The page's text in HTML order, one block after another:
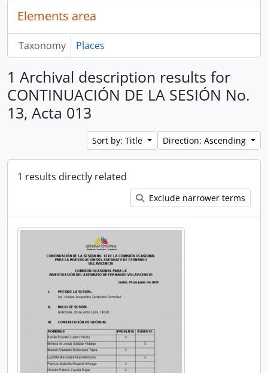
Elements area
Taxonomy Places
1 Archival description results for
CONTINUACIÓN DE LA SESIÓN No.
13, Acta 013
Sort by: Title Direction: Ascending
1 results directly related
Exclude narrower terms